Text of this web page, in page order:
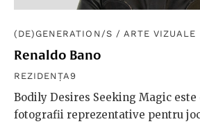
(DE)GENERATION/S / ARTE VIZUALE
Renaldo Bano
REZIDENȚA9
Bodily Desires Seeking Magic este
fotografii reprezentative pentru